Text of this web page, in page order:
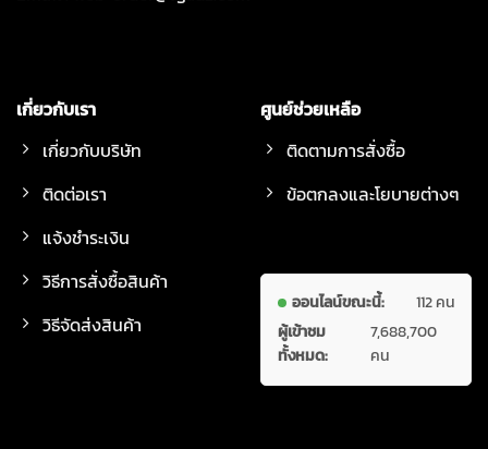
เกี่ยวกับเรา
เกี่ยวกับบริษัท
ติดต่อเรา
แจ้งชำระเงิน
วิธีการสั่งซื้อสินค้า
วิธีจัดส่งสินค้า
ศูนย์ช่วยเหลือ
ติดตามการสั่งซื้อ
ข้อตกลงและโยบายต่างๆ
ออนไลน์ขณะนี้:
112 คน
ผู้เข้าชม
ทั้งหมด:
7,688,700
คน